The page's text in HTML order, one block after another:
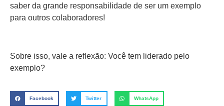
saber da grande responsabilidade de ser um exemplo
para outros colaboradores!
Sobre isso, vale a reflexão: Você tem liderado pelo
exemplo?
Facebook Twitter WhatsApp